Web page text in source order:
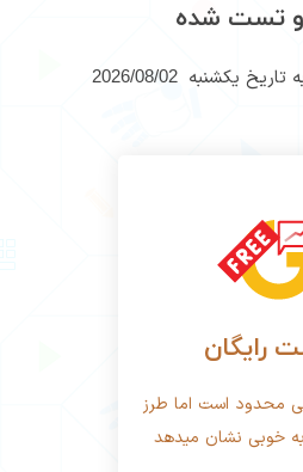
و تست شده
یکشنبه 2026/08/02
رایگان
محدود است اما طرز
به خوبی نشان میدهد